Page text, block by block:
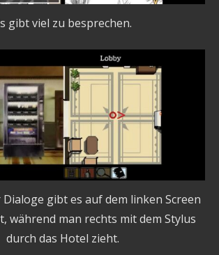
gibt viel zu besprechen.
gibt es auf dem linken Screen
während man rechts mit dem Stylus
durch das Hotel zieht.